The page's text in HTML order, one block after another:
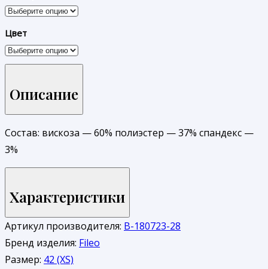
Цвет
Описание
Состав: вискоза — 60% полиэстер — 37% спандекс —
3%
Характеристики
Артикул производителя: В-180723-28
Бренд изделия: Fileo
Размер: 42 (XS)